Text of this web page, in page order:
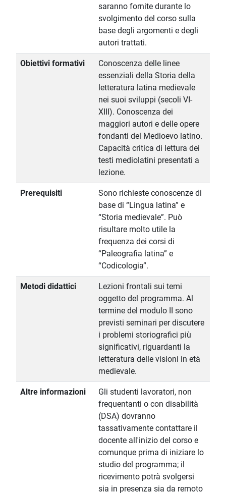
saranno fornite durante lo
svolgimento del corso sulla
base degli argomenti e degli
autori trattati.
Obiettivi formativi
Conoscenza delle linee
essenziali della Storia della
letteratura latina medievale
nei suoi sviluppi (secoli VI-
XIII). Conoscenza dei
maggiori autori e delle opere
fondanti del Medioevo latino.
Capacità critica di lettura dei
testi mediolatini presentati a
lezione.
Prerequisiti
Sono richieste conoscenze di
base di “Lingua latina” e
“Storia medievale”. Può
risultare molto utile la
frequenza dei corsi di
“Paleografia latina” e
“Codicologia”.
Metodi didattici
Lezioni frontali sui temi
oggetto del programma. Al
termine del modulo II sono
previsti seminari per discutere
i problemi storiografici più
significativi, riguardanti la
letteratura delle visioni in età
medievale.
Altre informazioni
Gli studenti lavoratori, non
frequentanti o con disabilità
(DSA) dovranno
tassativamente contattare il
docente all'inizio del corso e
comunque prima di iniziare lo
studio del programma; il
ricevimento potrà svolgersi
sia in presenza sia da remoto